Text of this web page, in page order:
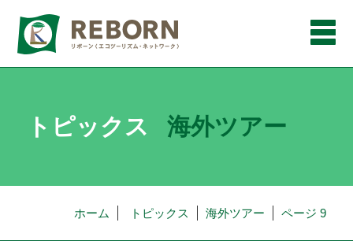
メ
トピックス 海外ツアー
ホーム トピックス 海外ツアー ページ 9